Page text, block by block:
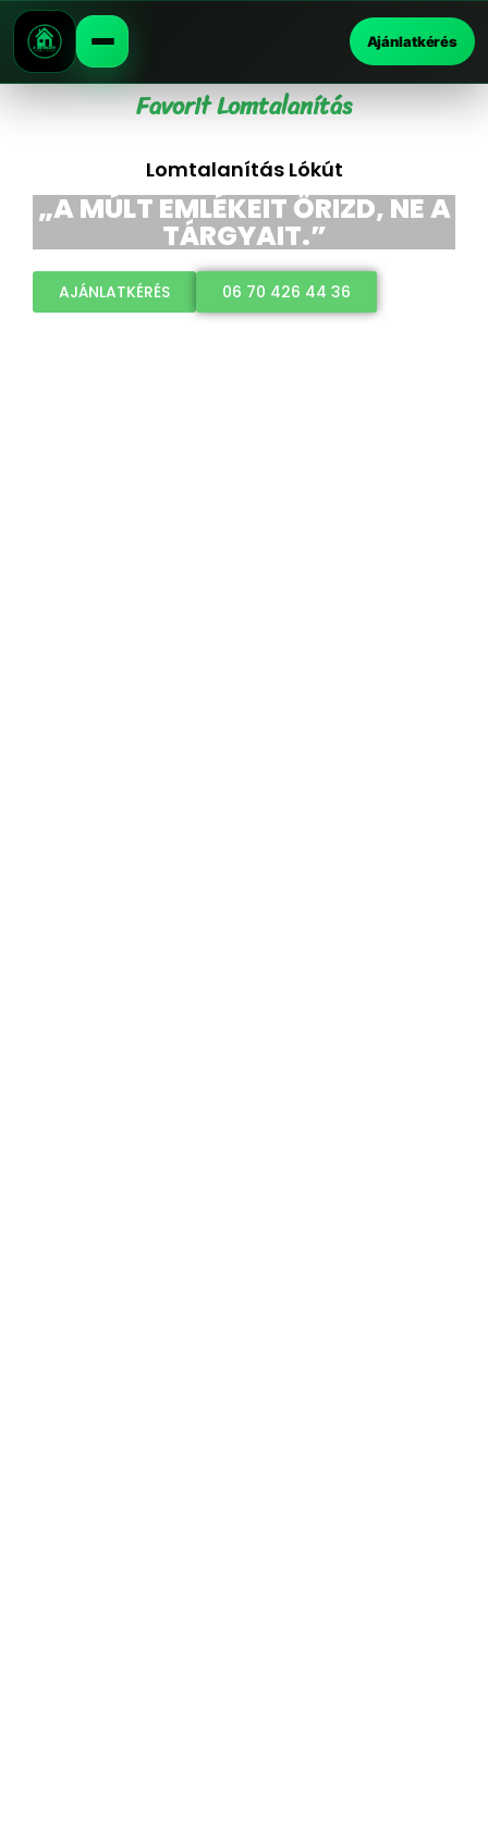
Ajánlatkérés
Favorit Lomtalanítás
Lomtalanítás Lókút
„A MÚLT EMLÉKEIT ŐRIZD, NE A
TÁRGYAIT.”
AJÁNLATKÉRÉS 06 70 426 44 36